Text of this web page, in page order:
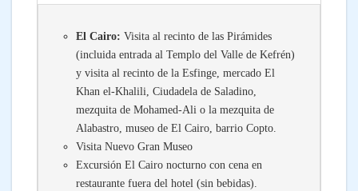
El Cairo: Visita al recinto de las Pirámides
(incluida entrada al Templo del Valle de Kefrén)
y visita al recinto de la Esfinge, mercado El
Khan el-Khalili, Ciudadela de Saladino,
mezquita de Mohamed-Ali o la mezquita de
Alabastro, museo de El Cairo, barrio Copto.
Visita Nuevo Gran Museo
Excursión El Cairo nocturno con cena en
restaurante fuera del hotel (sin bebidas).